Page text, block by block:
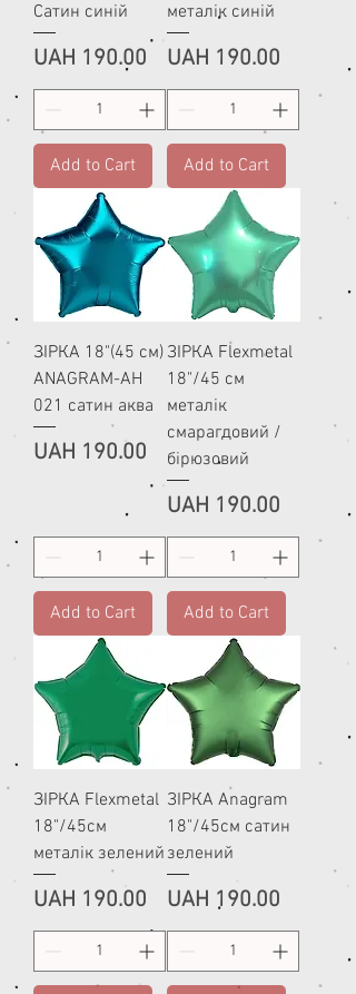
Сатин синій
Price
UAH 190.00
Add to Cart
металік синій
Price
UAH 190.00
Add to Cart
ЗІРКА 18"(45 см)
ANAGRAM-АН
021 сатин аква
Price
UAH 190.00
Add to Cart
ЗІРКА Flexmetal
18"/45 см
металік
смарагдовий /
бірюзовий
Price
UAH 190.00
Add to Cart
ЗІРКА Flexmetal
18"/45см
металік зелений
Price
UAH 190.00
ЗІРКА Anagram
18"/45см сатин
зелений
Price
UAH 190.00